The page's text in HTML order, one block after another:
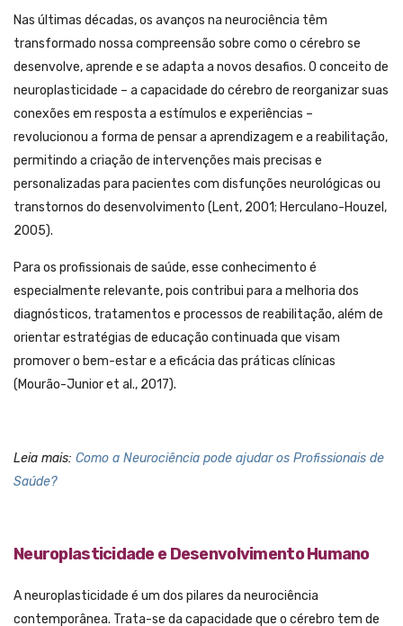
Nas últimas décadas, os avanços na neurociência têm
transformado nossa compreensão sobre como o cérebro se
desenvolve, aprende e se adapta a novos desafios. O conceito de
neuroplasticidade – a capacidade do cérebro de reorganizar suas
conexões em resposta a estímulos e experiências –
revolucionou a forma de pensar a aprendizagem e a reabilitação,
permitindo a criação de intervenções mais precisas e
personalizadas para pacientes com disfunções neurológicas ou
transtornos do desenvolvimento (Lent, 2001; Herculano-Houzel,
2005).
Para os profissionais de saúde, esse conhecimento é
especialmente relevante, pois contribui para a melhoria dos
diagnósticos, tratamentos e processos de reabilitação, além de
orientar estratégias de educação continuada que visam
promover o bem-estar e a eficácia das práticas clínicas
(Mourão-Junior et al., 2017).
Leia mais: Como a Neurociência pode ajudar os Profissionais de
Saúde?
Neuroplasticidade e Desenvolvimento Humano
A neuroplasticidade é um dos pilares da neurociência
contemporânea. Trata-se da capacidade que o cérebro tem de